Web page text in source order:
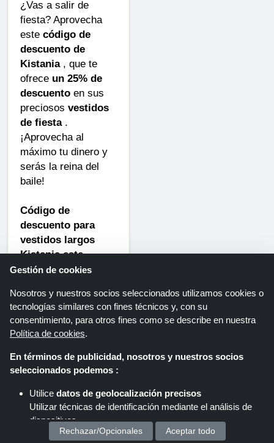
¿Vas a salir de
fiesta? Aprovecha
este código de
descuento de
Kistania, que te
ofrece un 25% de
descuento en sus
preciosos vestidos
de fiesta.
¡Aprovecha al
máximo tu dinero y
serás la reina del
baile!
Código de
descuento para
vestidos largos
Kistania este
verano: La mejor
vestidos largos
frescos . Elverano
ya está aquí, y es la
lucirvestidos
largoscon la ayuda
descuento Kistania
disponibles en
ShoppingSpout.
Gestión de cookies
Nosotros y nuestros socios seleccionados utilizamos cookies o
tecnologías similares con fines técnicos y, con su
consentimiento, para otros fines como se describe en nuestra
Política de cookies.
En términos de publicidad, nosotros y nuestros socios
seleccionados podemos :
Utilice datos de geolocalización precisos
Utilizar técnicas de identificación mediante el análisis de
dispositivos.
Almacenar y/o acceder a información en un dispositivo
Rechazar/Opcionales Aceptar todo